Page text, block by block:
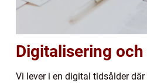
Digitalisering
Vi lever i en digital tidsålder